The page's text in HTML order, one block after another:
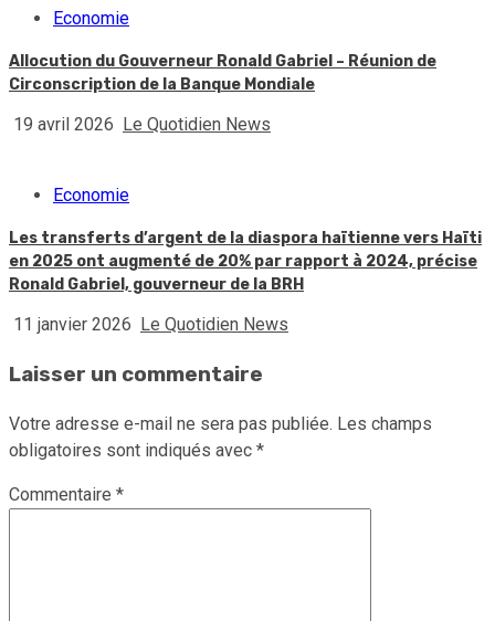
Economie
Allocution du Gouverneur Ronald Gabriel – Réunion de
Circonscription de la Banque Mondiale
19 avril 2026 Le Quotidien News
Economie
Les transferts d’argent de la diaspora haïtienne vers Haïti
en 2025 ont augmenté de 20% par rapport à 2024, précise
Ronald Gabriel, gouverneur de la BRH
11 janvier 2026 Le Quotidien News
Laisser un commentaire
Votre adresse e-mail ne sera pas publiée. Les champs
obligatoires sont indiqués avec *
Commentaire *